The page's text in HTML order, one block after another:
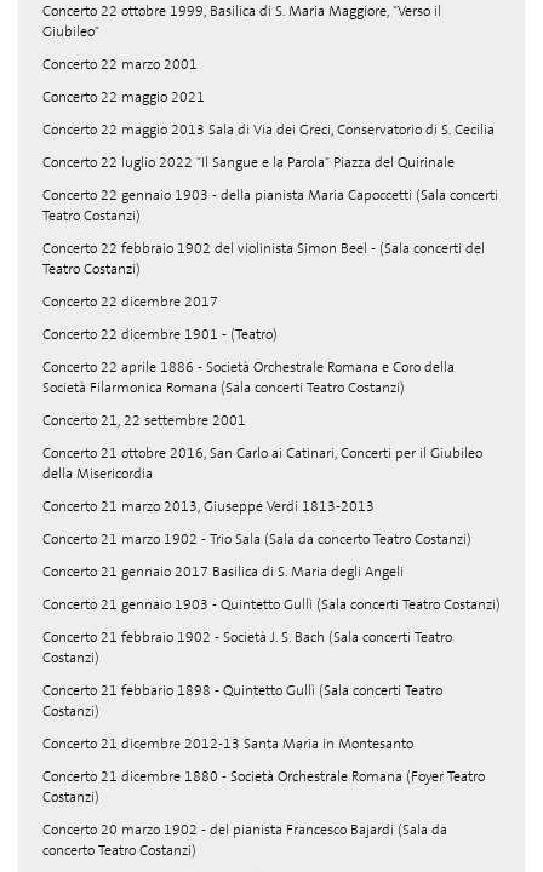
Concerto 22 ottobre 1999, Basilica di S. Maria Maggiore, "Verso il
Giubileo"
Concerto 22 marzo 2001
Concerto 22 maggio 2021
Concerto 22 maggio 2013 Sala di Via dei Greci, Conservatorio di S. Cecilia
Concerto 22 luglio 2022 "Il Sangue e la Parola" Piazza del Quirinale
Concerto 22 gennaio 1903 - della pianista Maria Capoccetti (Sala concerti
Teatro Costanzi)
Concerto 22 febbraio 1902 del violinista Simon Beel - (Sala concerti del
Teatro Costanzi)
Concerto 22 dicembre 2017
Concerto 22 dicembre 1901 - (Teatro)
Concerto 22 aprile 1886 - Società Orchestrale Romana e Coro della
Società Filarmonica Romana (Sala concerti Teatro Costanzi)
Concerto 21, 22 settembre 2001
Concerto 21 ottobre 2016, San Carlo ai Catinari, Concerti per il Giubileo
della Misericordia
Concerto 21 marzo 2013, Giuseppe Verdi 1813-2013
Concerto 21 marzo 1902 - Trio Sala (Sala da concerto Teatro Costanzi)
Concerto 21 gennaio 2017 Basilica di S. Maria degli Angeli
Concerto 21 gennaio 1903 - Quintetto Gullì (Sala concerti Teatro Costanzi)
Concerto 21 febbraio 1902 - Società J. S. Bach (Sala concerti Teatro
Costanzi)
Concerto 21 febbario 1898 - Quintetto Gullì (Sala concerti Teatro
Costanzi)
Concerto 21 dicembre 2012-13 Santa Maria in Montesanto
Concerto 21 dicembre 1880 - Società Orchestrale Romana (Foyer Teatro
Costanzi)
Concerto 20 marzo 1902 - del pianista Francesco Bajardi (Sala da
concerto Teatro Costanzi)